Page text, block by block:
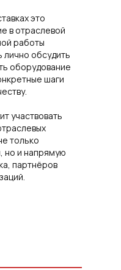
это
в отраслевой
работы
обсудить
оборудование
шаги
участвовать
только
но и напрямую
партнёров